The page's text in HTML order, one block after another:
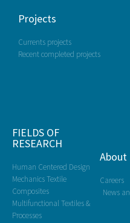
Projects
Currents projects
Recent completed projects
FIELDS OF
RESEARCH
Human Centered Design
Mechanics Textile
Composites
Multifunctional Textiles &
Processes
About
Careers
News